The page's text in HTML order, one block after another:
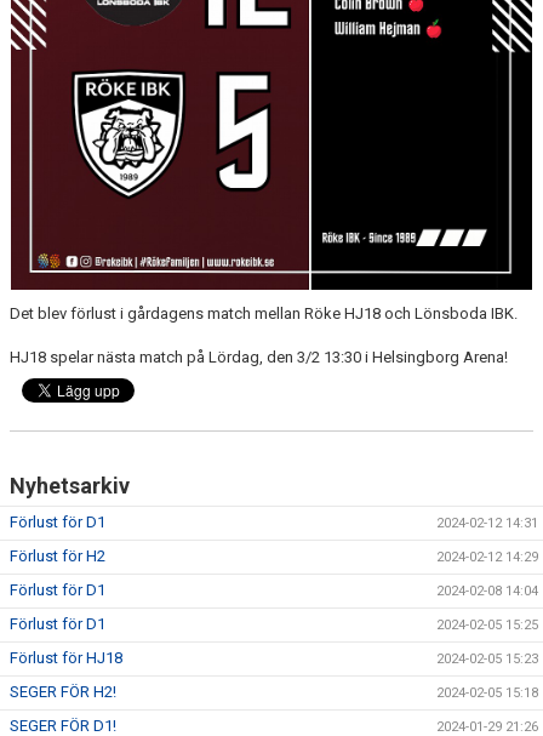
Det blev förlust i gårdagens match mellan Röke HJ18 och Lönsboda IBK.
HJ18 spelar nästa match på Lördag, den 3/2 13:30 i Helsingborg Arena!
Nyhetsarkiv
Förlust för D1 2024-02-12 14:31
Förlust för H2 2024-02-12 14:29
Förlust för D1 2024-02-08 14:04
Förlust för D1 2024-02-05 15:25
Förlust för HJ18 2024-02-05 15:23
SEGER FÖR H2! 2024-02-05 15:18
SEGER FÖR D1! 2024-01-29 21:26